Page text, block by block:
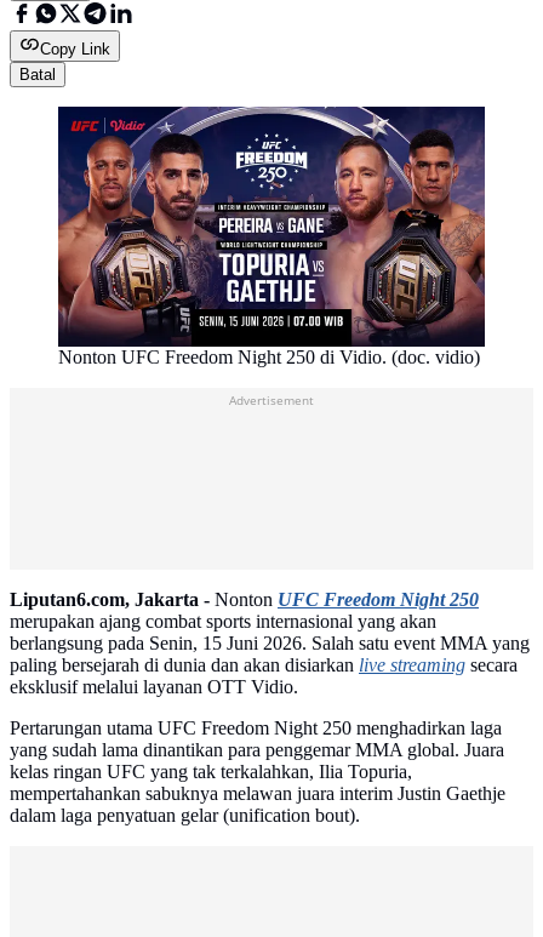
Copy Link
Batal
Nonton UFC Freedom Night 250 di Vidio. (doc. vidio)
Advertisement
Liputan6.com, Jakarta - Nonton UFC Freedom Night 250
merupakan ajang combat sports internasional yang akan
berlangsung pada Senin, 15 Juni 2026. Salah satu event MMA yang
paling bersejarah di dunia dan akan disiarkan live streaming secara
eksklusif melalui layanan OTT Vidio.
Pertarungan utama UFC Freedom Night 250 menghadirkan laga
yang sudah lama dinantikan para penggemar MMA global. Juara
kelas ringan UFC yang tak terkalahkan, Ilia Topuria,
mempertahankan sabuknya melawan juara interim Justin Gaethje
dalam laga penyatuan gelar (unification bout).